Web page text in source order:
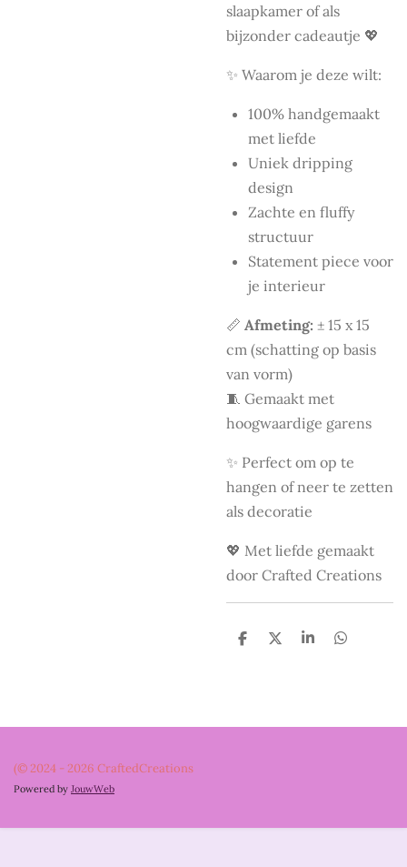
slaapkamer of als
bijzonder cadeautje 💖
✨ Waarom je deze wilt:
100% handgemaakt
met liefde
Uniek dripping
design
Zachte en fluffy
structuur
Statement piece voor
je interieur
📏 Afmeting: ± 15 x 15
cm (schatting op basis
van vorm)
🧵 Gemaakt met
hoogwaardige garens
✨ Perfect om op te
hangen of neer te zetten
als decoratie
💖 Met liefde gemaakt
door Crafted Creations
D
D
S
D
(© 2024 - 2026 CraftedCreations
Powered by JouwWeb